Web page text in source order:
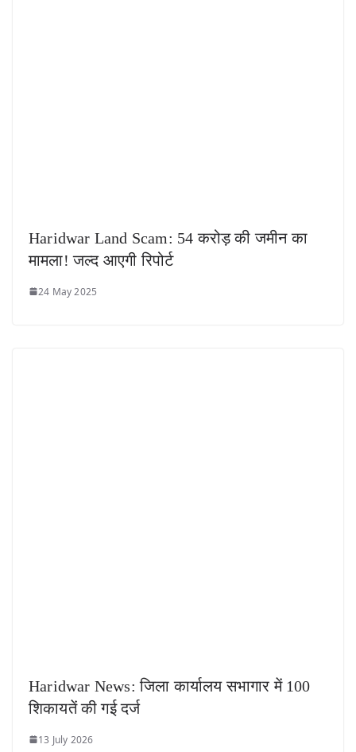
Haridwar Land Scam: 54 करोड़ की जमीन का
मामला! जल्द आएगी रिपोर्ट
24 May 2025
Haridwar News: जिला कार्यालय सभागार में 100
शिकायतें की गई दर्ज
13 July 2026